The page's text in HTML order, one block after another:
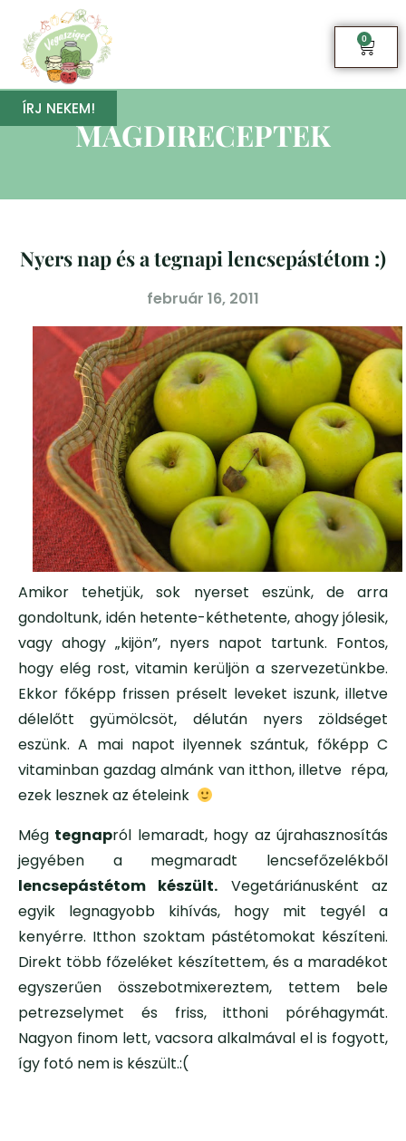
0
ÍRJ NEKEM!
MAGDIRECEPTEK
Nyers nap és a tegnapi lencsepástétom :)
február 16, 2011
Amikor tehetjük, sok nyerset eszünk, de arra
gondoltunk, idén hetente-kéthetente, ahogy jólesik,
vagy ahogy „kijön”, nyers napot tartunk. Fontos,
hogy elég rost, vitamin kerüljön a szervezetünkbe.
Ekkor főképp frissen préselt leveket iszunk, illetve
délelőtt gyümölcsöt, délután nyers zöldséget
eszünk. A mai napot ilyennek szántuk, főképp C
vitaminban gazdag almánk van itthon, illetve répa,
ezek lesznek az ételeink
Még tegnapról lemaradt, hogy az újrahasznosítás
jegyében a megmaradt lencsefőzelékből
lencsepástétom készült. Vegetáriánusként az
egyik legnagyobb kihívás, hogy mit tegyél a
kenyérre. Itthon szoktam pástétomokat készíteni.
Direkt több főzeléket készítettem, és a maradékot
egyszerűen összebotmixereztem, tettem bele
petrezselymet és friss, itthoni póréhagymát.
Nagyon finom lett, vacsora alkalmával el is fogyott,
így fotó nem is készült.:(